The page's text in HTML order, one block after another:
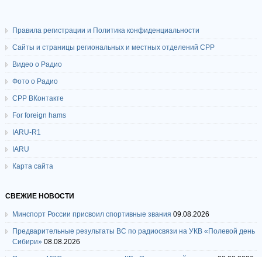
Правила регистрации и Политика конфиденциальности
Сайты и страницы региональных и местных отделений СРР
Видео о Радио
Фото о Радио
СРР ВКонтакте
For foreign hams
IARU-R1
IARU
Карта сайта
СВЕЖИЕ НОВОСТИ
Минспорт России присвоил спортивные звания 09.08.2026
Предварительные результаты ВС по радиосвязи на УКВ «Полевой день
Сибири» 08.08.2026